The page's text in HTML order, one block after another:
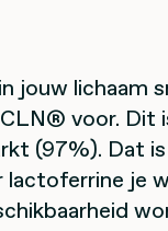
jouw lichaam
voor. Dit
(97%). Dat is
je